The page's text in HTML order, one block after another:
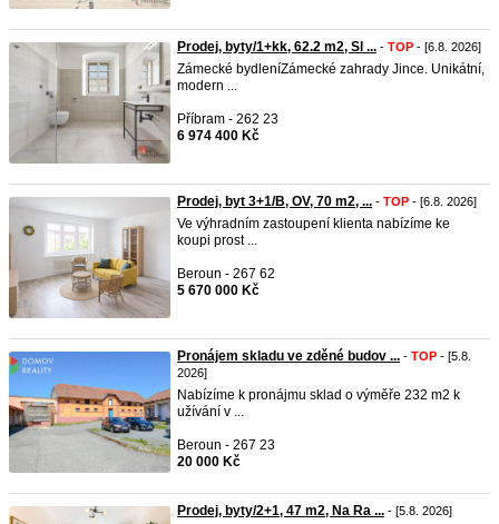
Prodej, byty/1+kk, 62.2 m2, Sl ... - TOP - [6.8. 2026]
Zámecké bydleníZámecké zahrady Jince. Unikátní,
modern ...
Příbram - 262 23
6 974 400 Kč
Prodej, byt 3+1/B, OV, 70 m2, ... - TOP - [6.8. 2026]
Ve výhradním zastoupení klienta nabízíme ke
koupi prost ...
Beroun - 267 62
5 670 000 Kč
Pronájem skladu ve zděné budov ... - TOP - [5.8.
2026]
Nabízíme k pronájmu sklad o výměře 232 m2 k
užívání v ...
Beroun - 267 23
20 000 Kč
Prodej, byty/2+1, 47 m2, Na Ra ... - [5.8. 2026]